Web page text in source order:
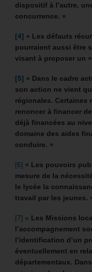
dispositif à l’autre,
concurrence. »
[4] « Les défauts
pourraient aussi être
visant à proposer un
[5] « Dans le cadre
son action ne vient
régionales. Certaines
renoncer à financer
déjà financées au
domaine des aides
conduire. »
[6] « Les pouvoirs
mesure de la
le lycée la
travail par les jeunes.
[7] « Les Missions
l’accompagnement
l’identification d’un
éventuellement en
départementaux.